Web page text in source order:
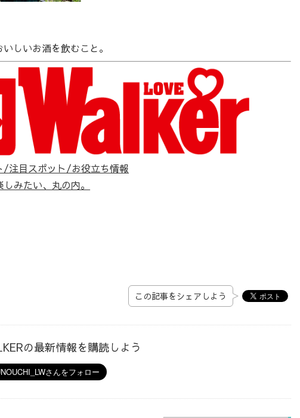
しいお酒を飲むこと。
/注目スポット/お役立ち情報
みたい、丸の内。
この記事をシェアしよう
の最新情報を購読しよう